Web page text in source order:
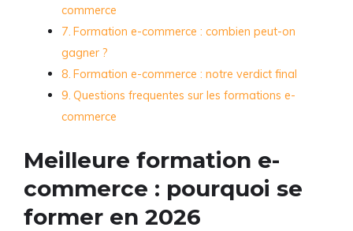
commerce
Formation e-commerce : combien peut-on
gagner ?
Formation e-commerce : notre verdict final
Questions frequentes sur les formations e-
commerce
Meilleure formation e-
commerce : pourquoi se
former en 2026